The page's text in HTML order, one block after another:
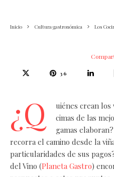
Inicio Cultura gastronómica Los
36
¿Q
uiénes crean los
cimas de las
gamas
recorra el camino desde la
particularidades de sus
del Vino (Planeta Gastro)